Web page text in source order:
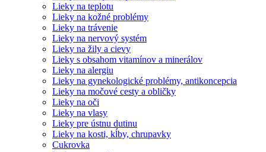
Lieky na teplotu
Lieky na kožné problémy
Lieky na trávenie
Lieky na nervový systém
Lieky na žily a cievy
Lieky s obsahom vitamínov a minerálov
Lieky na alergiu
Lieky na gynekologické problémy, antikoncepcia
Lieky na močové cesty a obličky
Lieky na oči
Lieky na vlasy
Lieky pre ústnu dutinu
Lieky na kosti, kĺby, chrupavky
Cukrovka